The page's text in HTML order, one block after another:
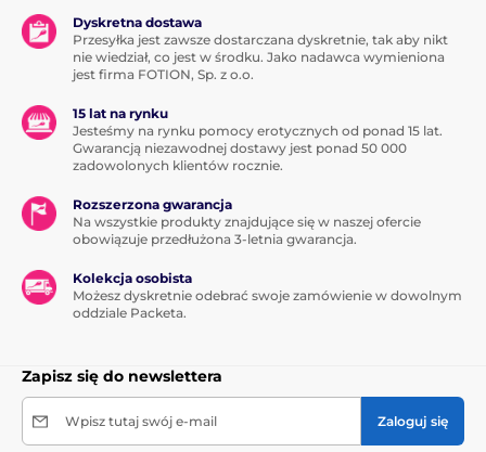
Dyskretna dostawa
Przesyłka jest zawsze dostarczana dyskretnie, tak aby nikt
nie wiedział, co jest w środku. Jako nadawca wymieniona
jest firma FOTION, Sp. z o.o.
15 lat na rynku
Jesteśmy na rynku pomocy erotycznych od ponad 15 lat.
Gwarancją niezawodnej dostawy jest ponad 50 000
zadowolonych klientów rocznie.
Rozszerzona gwarancja
Na wszystkie produkty znajdujące się w naszej ofercie
obowiązuje przedłużona 3-letnia gwarancja.
Kolekcja osobista
Możesz dyskretnie odebrać swoje zamówienie w dowolnym
oddziale Packeta.
Zapisz się do newslettera
Wpisz tutaj swój e-mail Zaloguj się